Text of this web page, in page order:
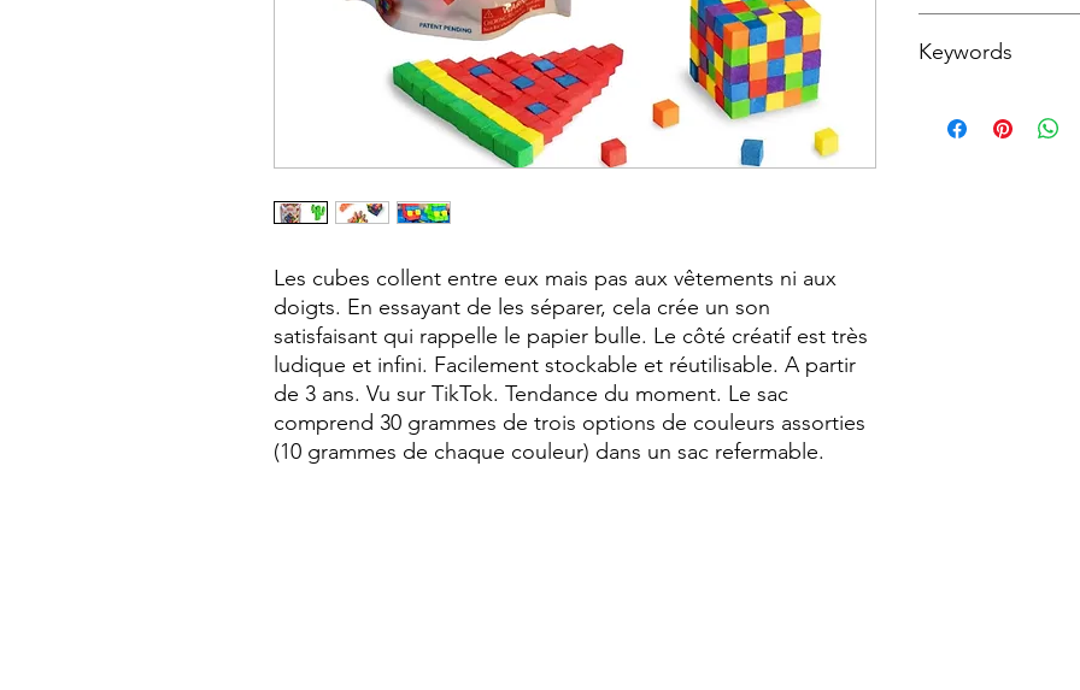
Les cubes collent entre eux mais pas aux vêtements ni aux
doigts. En essayant de les séparer, cela crée un son
satisfaisant qui rappelle le papier bulle. Le côté créatif est très
ludique et infini. Facilement stockable et réutilisable. A partir
de 3 ans. Vu sur TikTok. Tendance du moment. Le sac
comprend 30 grammes de trois options de couleurs assorties
(10 grammes de chaque couleur) dans un sac refermable.
Keywords
Tendance ; Cubes